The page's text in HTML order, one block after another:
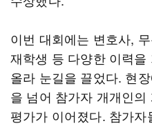
이번 대회에는 변호사,
재학생 등 다양한 이력
올라 눈길을 끌었다. 현
을 넘어 참가자 개개인
평가가 이어졌다. 참가